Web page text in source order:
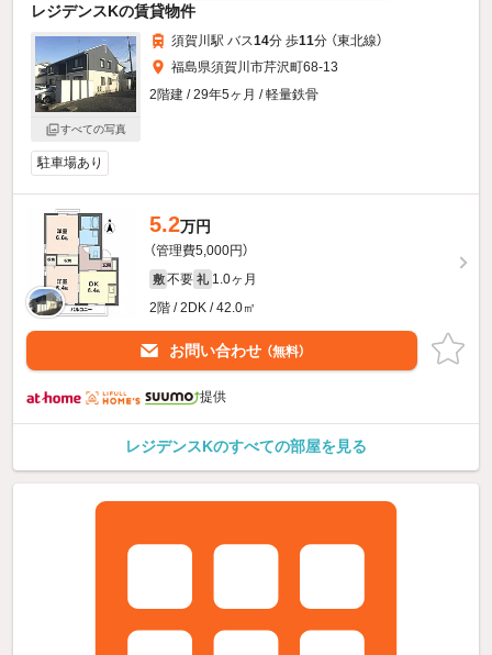
レジデンスKの賃貸物件
すべての写真
須賀川駅 バス14分 歩11分 （東北線）
福島県須賀川市芹沢町68-13
2階建 / 29年5ヶ月 / 軽量鉄骨
駐車場あり
5.2万円
（管理費5,000円）
敷 不要 礼 1.0ヶ月
2階 / 2DK / 42.0㎡
お問い合わせ （無料）
提供
レジデンスKのすべての部屋を見る